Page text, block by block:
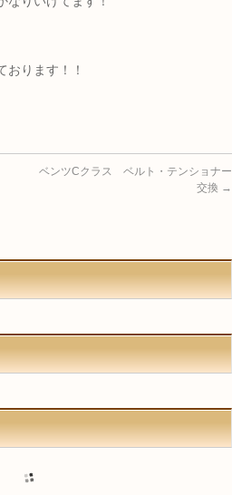
おります！！
ベンツCクラス ベルト・テンショナー
交換 →